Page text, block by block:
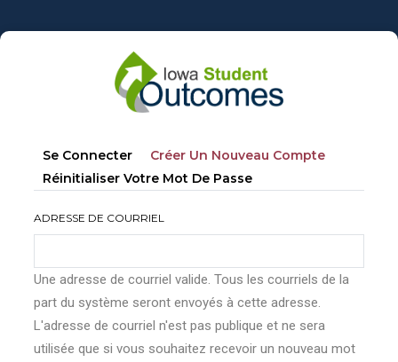
au
Onglets
principaux
Se Connecter Créer Un Nouveau Compte
Réinitialiser Votre Mot De Passe
ADRESSE DE COURRIEL
Une adresse de courriel valide. Tous les courriels de la
part du système seront envoyés à cette adresse.
L'adresse de courriel n'est pas publique et ne sera
utilisée que si vous souhaitez recevoir un nouveau mot